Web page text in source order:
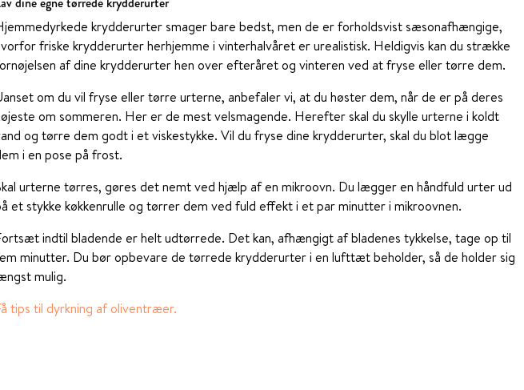
krydderurter smager bare bedst, men de er forholdsvist sæsonafhængige,
friske krydderurter herhjemme i vinterhalvåret er urealistisk. Heldigvis kan du strække
af dine krydderurter hen over efteråret og vinteren ved at fryse eller tørre dem.
om du vil fryse eller tørre urterne, anbefaler vi, at du høster dem, når de er på deres
om sommeren. Her er de mest velsmagende. Herefter skal du skylle urterne i koldt
og tørre dem godt i et viskestykke. Vil du fryse dine krydderurter, skal du blot lægge
i en pose på frost.
urterne tørres, gøres det nemt ved hjælp af en mikroovn. Du lægger en håndfuld urter ud
et stykke køkkenrulle og tørrer dem ved fuld effekt i et par minutter i mikroovnen.
indtil bladende er helt udtørrede. Det kan, afhængigt af bladenes tykkelse, tage op til
minutter. Du bør opbevare de tørrede krydderurter i en lufttæt beholder, så de holder sig
mulig.
tips til dyrkning af oliventræer.